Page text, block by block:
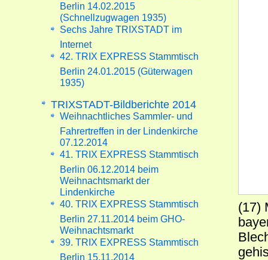
(17)
Berlin 14.02.2015
(Schnellzugwagen 1935)
Sechs Jahre TRIXSTADT im
Internet
42. TRIX EXPRESS Stammtisch
Berlin 24.01.2015 (Güterwagen
1935)
TRIXSTADT-Bildberichte 2014
Weihnachtliches Sammler- und
Fahrertreffen in der Lindenkirche
07.12.2014
41. TRIX EXPRESS Stammtisch
Berlin 06.12.2014 beim
Weihnachtsmarkt der
Lindenkirche
40. TRIX EXPRESS Stammtisch
Berlin 27.11.2014 beim GHO-
Weihnachtsmarkt
39. TRIX EXPRESS Stammtisch
Berlin 15.11.2014